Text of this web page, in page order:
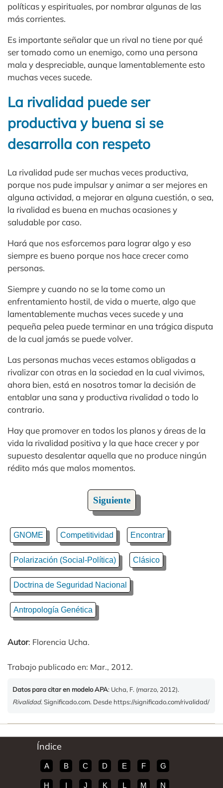
políticas y espirituales, por nombrar algunas de las
más corrientes.
Es importante señalar que un rival no tiene por qué
ser tomado como un enemigo, como una persona
mala y despreciable, aunque lamentablemente esto
muchas veces sucede.
La rivalidad puede ser
productiva y buena si se
desarrolla con respeto
La rivalidad pude ser muchas veces productiva,
porque nos pude impulsar y animar a ser mejores en
alguna actividad, a mejorar en alguna cuestión, o sea,
la rivalidad es buena en muchas ocasiones y
saludable por caso.
Hará que nos esforcemos para lograr algo y eso
siempre es bueno porque nos hace crecer como
personas.
Siempre y cuando no se la tome como un
enfrentamiento hostil, de vida o muerte, algo que
lamentablemente muchas veces sucede y una
pequeña pelea puede terminar en una trágica disputa
de la cual jamás se puede volver.
Las personas muchas veces estamos obligadas a
rivalizar con otras en la sociedad en la cual vivimos,
ahora bien, está en nosotros tomar la decisión de
entablar una sana y productiva rivalidad o todo lo
contrario.
Hay que promover en todos los planos y áreas de la
vida la rivalidad positiva y la que hace crecer y por
supuesto desalentar aquella que no produce ningún
rédito más que malos momentos.
Siguiente
GNOME Competitividad Encontrar
Polarización (Social-Política) Clásico
Doctrina de Seguridad Nacional
Antropología Genética
Autor: Florencia Ucha.
Trabajo publicado en: Mar., 2012.
Datos para citar en modelo APA: Ucha, F. (marzo, 2012).
Rivalidad. Significado.com. Desde https://significado.com/rivalidad/
Índice
A B C D E F G
H I J K L M N